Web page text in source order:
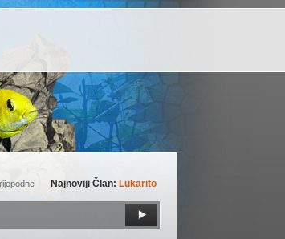
Najnoviji Član: Lukarito